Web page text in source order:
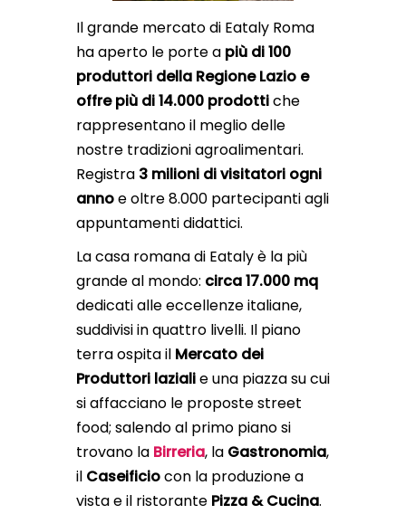
Il grande mercato di Eataly Roma
ha aperto le porte a più di 100
produttori della Regione Lazio e
offre più di 14.000 prodottiche
rappresentano il meglio delle
nostre tradizioni agroalimentari.
Registra 3 milioni di visitatori ogni
annoe oltre 8.000 partecipanti agli
appuntamenti didattici.
La casa romana di Eataly è la più
grande al mondo: circa 17.000 mq
dedicati alle eccellenze italiane,
suddivisi in quattro livelli. Il piano
terra ospita il Mercato dei
Produttori lazialie una piazza su cui
si affacciano le proposte street
food; salendo al primo piano si
trovano la Birreria, la Gastronomia,
il Caseificiocon la produzione a
vista e il ristorante Pizza & Cucina.